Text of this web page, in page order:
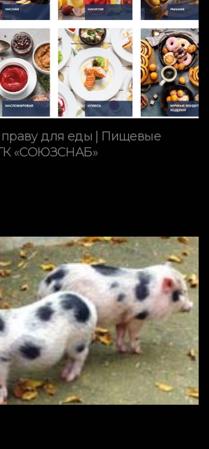
для еды | Пищевые
«СОЮЗСНАБ»